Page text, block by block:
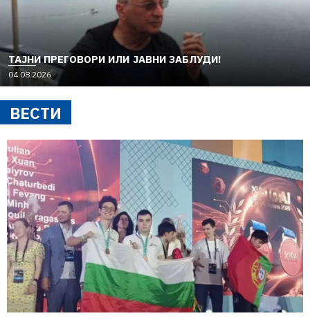
TAЈНИ ПРЕГОВОРИ ИЛИ ЈАВНИ ЗАБЛУДИ!
04.08.2026
ВЕСТИ